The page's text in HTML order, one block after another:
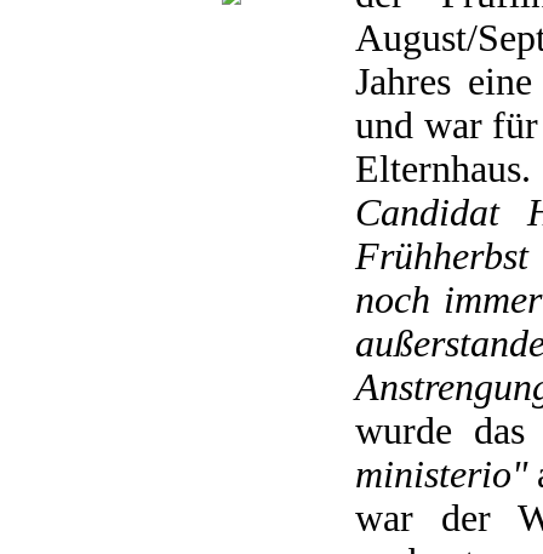
August/
Jahres
und war
Candidat
noch
wurde
ministerio"
war der